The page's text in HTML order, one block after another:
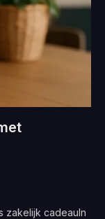
zakelijk cadeauIn